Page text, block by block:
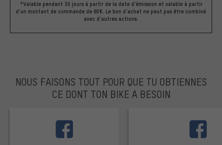
*Valable pendant 30 jours à partir de la date d'émission et valable à partir
d'un montant de commande de 60€. Le bon d'achat ne peut pas être combiné
avec d'autres actions.
NOUS FAISONS TOUT POUR QUE TU OBTIENNES
CE DONT TON BIKE A BESOIN